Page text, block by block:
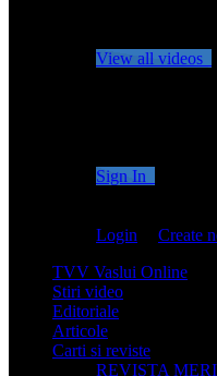
View all videos
Sign In
Login
Create
TVV Vaslui Online
Stiri video
Editoriale
Articole
Carti si reviste
REVISTA